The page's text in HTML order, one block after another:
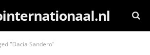
"Dacia Sandero"